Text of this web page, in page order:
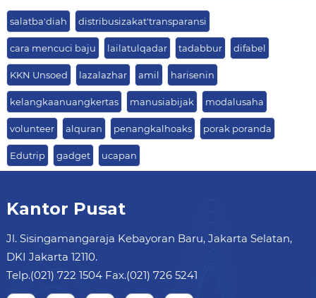
salatba'diah distribusizakat'transparansi
cara mencuci baju lailatulqadar tadabbur difabel
KKN Unsoed lazalazhar amil harisenin
kelangkaanuangkertas manusiabijak modalusaha
volunteer alquran penangkalhoaks porak poranda
Edutrip gadget ucapan
Kantor Pusat
Jl. Sisingamangaraja Kebayoran Baru, Jakarta Selatan,
DKI Jakarta 12110.
Telp.(021) 722 1504 Fax.(021) 726 5241